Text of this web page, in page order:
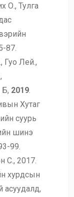
О., Тулга
87.
Гуо Лей.,
Б, 2019
Хутаг
суурь
шинэ
99.
С., 2017.
хурдсын
асуудалд,